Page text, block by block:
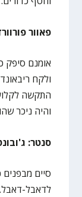
פאוור
אומנם סיפק
ולקח
התקשה
והיה ניכר
סנטר:
סיים
לדאבל-דאבל.